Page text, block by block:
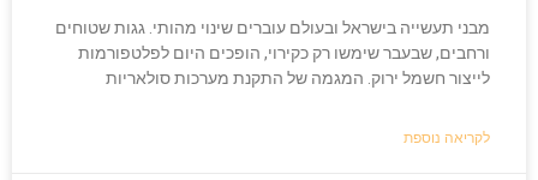
מבני תעשייה בישראל ובעולם עוברים שינוי מהותי. גגות שטוחים
ורחבים, שבעבר שימשו רק כקירוי, הופכים היום לפלטפורמות
לייצור חשמל ירוק. המגמה של התקנת מערכות סולאריות
לקריאה נוספת